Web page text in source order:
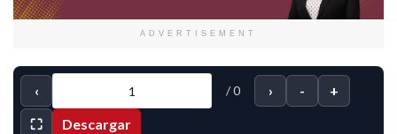
ADVERTISEMENT
‹ /0 › -
+
⛶
Descargar